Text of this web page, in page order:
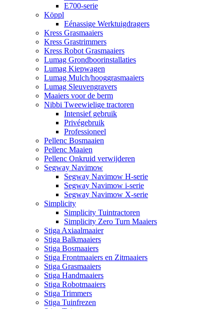
E700-serie
Köppl
Eénassige Werktuigdragers
Kress Grasmaaiers
Kress Grastrimmers
Kress Robot Grasmaaiers
Lumag Grondboorinstallaties
Lumag Kiepwagen
Lumag Mulch/hooggrasmaaiers
Lumag Sleuvengravers
Maaiers voor de berm
Nibbi Tweewielige tractoren
Intensief gebruik
Privégebruik
Professioneel
Pellenc Bosmaaien
Pellenc Maaien
Pellenc Onkruid verwijderen
Segway Navimow
Segway Navimow H-serie
Segway Navimow i-serie
Segway Navimow X-serie
Simplicity
Simplicity Tuintractoren
Simplicity Zero Turn Maaiers
Stiga Axiaalmaaier
Stiga Balkmaaiers
Stiga Bosmaaiers
Stiga Frontmaaiers en Zitmaaiers
Stiga Grasmaaiers
Stiga Handmaaiers
Stiga Robotmaaiers
Stiga Trimmers
Stiga Tuinfrezen